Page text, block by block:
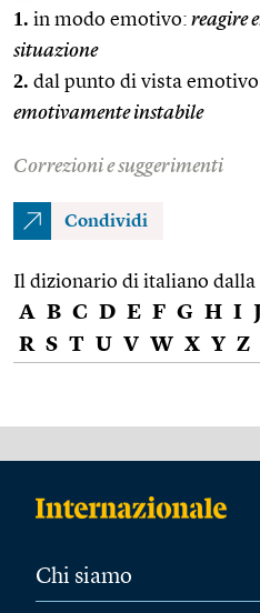
1. in modo emotivo: reagire
situazione
2. dal punto di vista
emotivamente instabile
Correzioni e suggerimenti
Condividi
Il dizionario di italiano dalla
A B C D E F G H I J
R S T U V W X Y Z
Chi siamo